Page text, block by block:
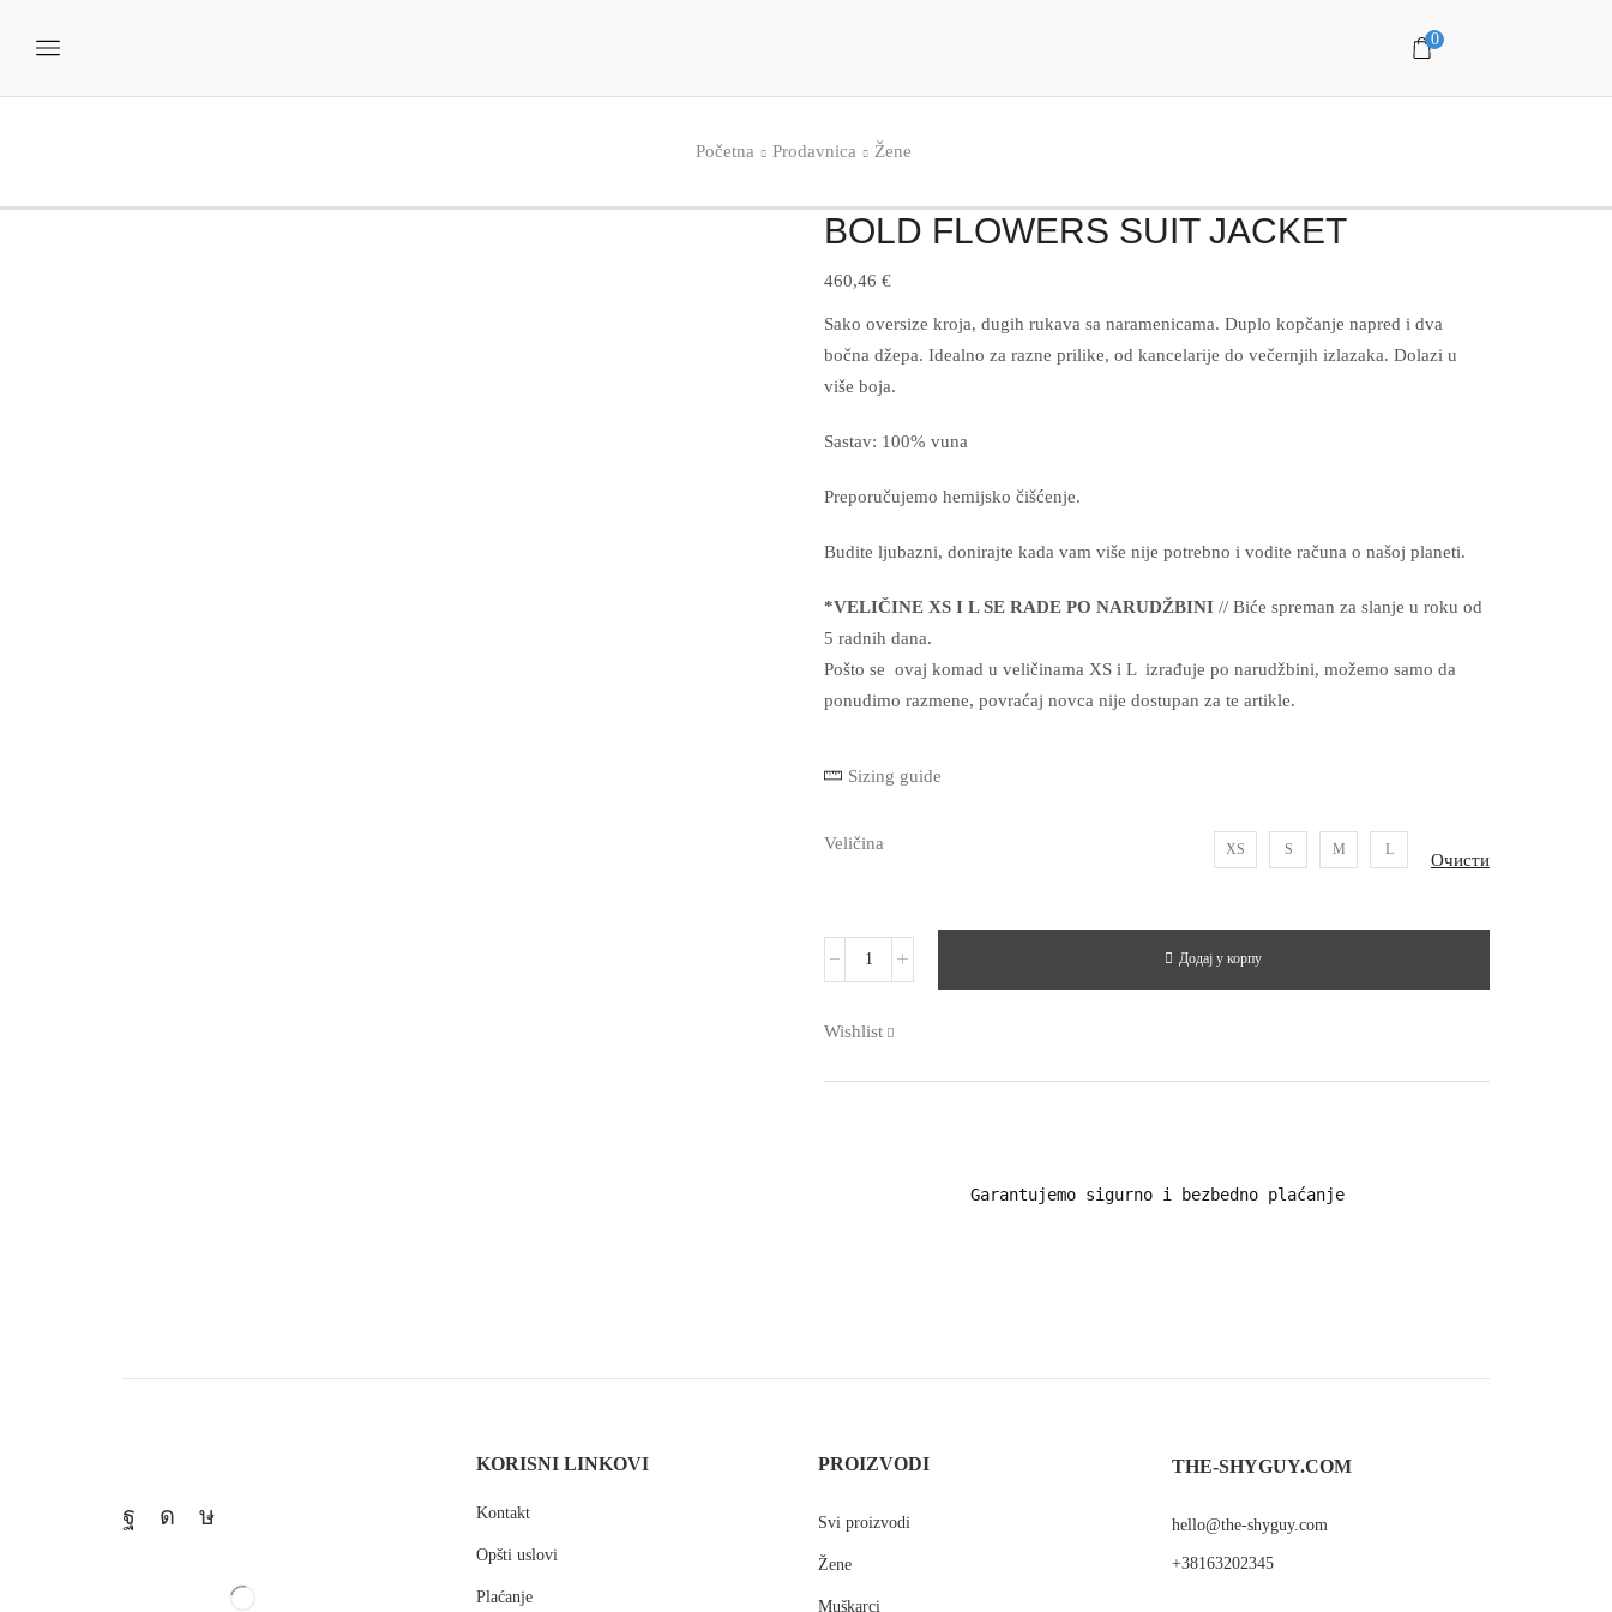
0
Početna Prodavnica Žene
BOLD FLOWERS SUIT JACKET
460,46 €
Sako oversize kroja, dugih rukava sa naramenicama. Duplo kopčanje napred i dva
bočna džepa. Idealno za razne prilike, od kancelarije do večernjih izlazaka. Dolazi u
više boja.
Sastav: 100% vuna
Preporučujemo hemijsko čišćenje.
Budite ljubazni, donirajte kada vam više nije potrebno i vodite računa o našoj planeti.
*VELIČINE XS I L SE RADE PO NARUDŽBINI // Biće spreman za slanje u roku od
5 radnih dana.
Pošto se ovaj komad u veličinama XS i L izrađuje po narudžbini, možemo samo da
ponudimo razmene, povraćaj novca nije dostupan za te artikle.
Sizing guide
Veličina XS S M L
Очисти
Додај у корпу
Wishlist
Garantujemo sigurno i bezbedno plaćanje
KORISNI LINKOVI
Kontakt
Opšti uslovi
Plaćanje
PROIZVODI
Svi proizvodi
Žene
Muškarci
THE-SHYGUY.COM
hello@the-shyguy.com
+38163202345